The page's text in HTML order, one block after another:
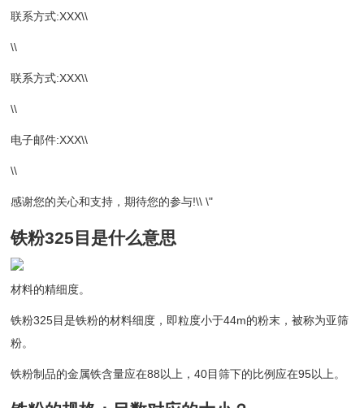
联系方式:XXX\\
\\
联系方式:XXX\\
\\
电子邮件:XXX\\
\\
感谢您的关心和支持，期待您的参与!\\ \"
铁粉325目是什么意思
材料的精细度。
铁粉325目是铁粉的材料细度，即粒度小于44m的粉末，被称为亚筛
粉。
铁粉制品的金属铁含量应在88以上，40目筛下的比例应在95以上。